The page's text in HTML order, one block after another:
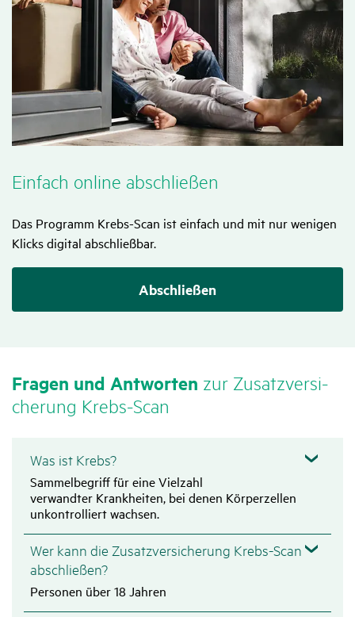
Einfach online abschließen
Das Programm Krebs-Scan ist einfach und mit nur wenigen
Klicks digital abschließbar.
Abschließen
Fragen und Antworten zur Zusatz­ver­si­
che­rung Krebs-Scan
Was ist Krebs?
Sammelbegriff für eine Vielzahl
verwandter Krankheiten, bei denen Körperzellen
unkontrolliert wachsen.
Wer kann die Zusatzversicherung Krebs-Scan
abschließen?
Personen über 18 Jahren